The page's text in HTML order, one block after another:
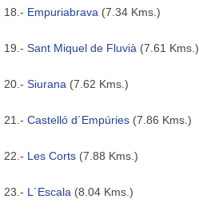
18.- Empuriabrava (7.34 Kms.)
19.- Sant Miquel de Fluvià (7.61 Kms.)
20.- Siurana (7.62 Kms.)
21.- Castelló d´Empúries (7.86 Kms.)
22.- Les Corts (7.88 Kms.)
23.- L´Escala (8.04 Kms.)